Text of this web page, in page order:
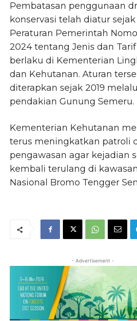
Pembatasan penggunaan
konservasi telah diatur
Peraturan Pemerintah
2024 tentang Jenis dan
berlaku di Kementerian
dan Kehutanan. Aturan
diterapkan sejak 2019
pendakian Gunung Semeru.
Kementerian Kehutanan
terus meningkatkan patroli
pengawasan agar kejadian
kembali terulang di
Nasional Bromo Tengger
- Advertisement -